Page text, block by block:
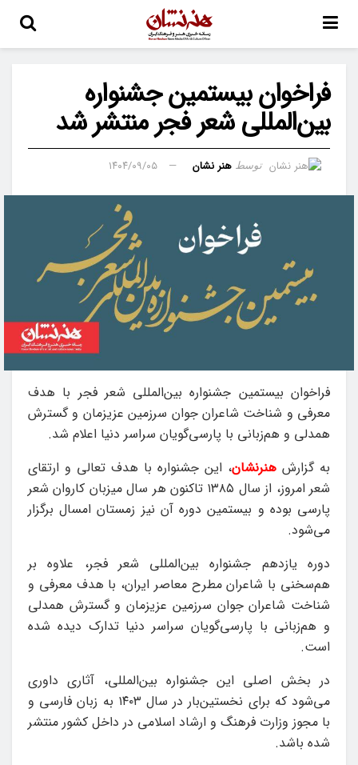
فراخوان بیستمین جشنواره
بین‌المللی شعر فجر منتشر شد
توسط هنر نشان ۱۴۰۴/۰۹/۰۵
فراخوان بیستمین جشنواره بین‌المللی شعر فجر با هدف
معرفی و شناخت شاعران جوان سرزمین عزیزمان و گسترش
همدلی و هم‌زبانی با پارسی‌گویان سراسر دنیا اعلام شد.
به گزارش هنرنشان، این جشنواره با هدف تعالی و ارتقای
شعر امروز، از سال ۱۳۸۵ تاکنون هر سال میزبان کاروان شعر
پارسی بوده و بیستمین دوره آن نیز زمستان امسال برگزار
می‌شود.
دوره یازدهم جشنواره بین‌المللی شعر فجر، علاوه بر
هم‌سخنی با شاعران مطرح معاصر ایران، با هدف معرفی و
شناخت شاعران جوان سرزمین عزیزمان و گسترش همدلی
و هم‌زبانی با پارسی‌گویان سراسر دنیا تدارک دیده شده
است.
در بخش اصلی این جشنواره بین‌المللی، آثاری داوری
می‌شود که برای نخستین‌بار در سال ۱۴۰۳ به زبان فارسی و
با مجوز وزارت فرهنگ و ارشاد اسلامی در داخل کشور منتشر
شده باشد.